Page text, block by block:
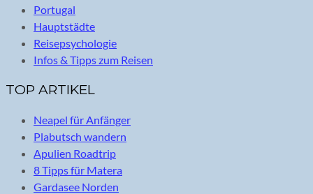
Portugal
Hauptstädte
Reisepsychologie
Infos & Tipps zum Reisen
TOP ARTIKEL
Neapel für Anfänger
Plabutsch wandern
Apulien Roadtrip
8 Tipps für Matera
Gardasee Norden